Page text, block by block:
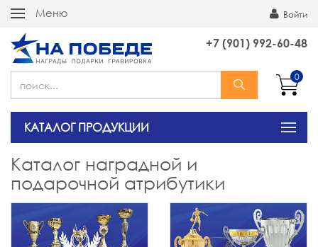
Меню Войти
+7 (901) 992-60-48
0
КАТАЛОГ ПРОДУКЦИИ
Каталог наградной и
подарочной атрибутики